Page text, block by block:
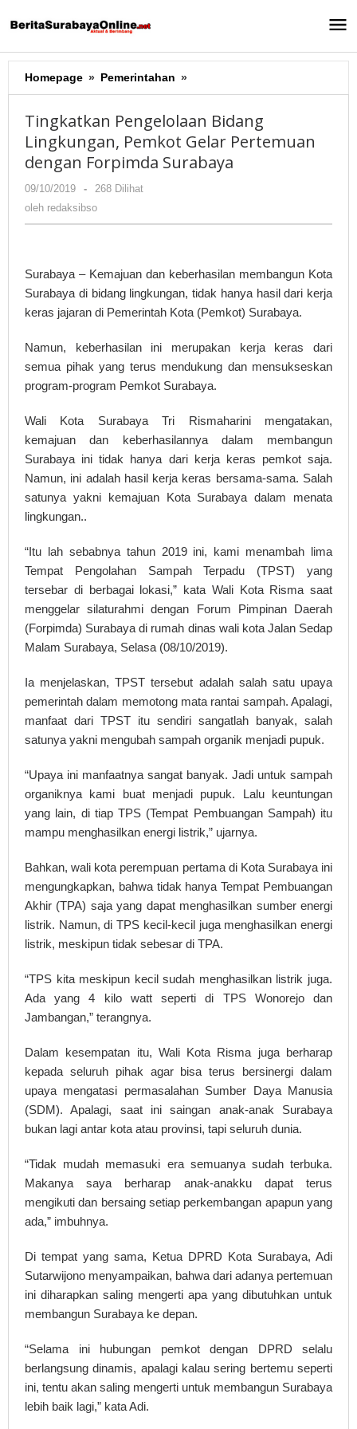
ke
Homepage » Pemerintahan »
Pengelolaan
Lingkungan,
Pemkot
Gelar
Surabaya
Tingkatkan Pengelolaan Bidang
Lingkungan, Pemkot Gelar Pertemuan
dengan Forpimda Surabaya
09/10/2019
oleh
redaksibso
-
268 Dilihat
oleh redaksibso
Surabaya – Kemajuan dan keberhasilan membangun Kota
Surabaya di bidang lingkungan, tidak hanya hasil dari kerja
keras jajaran di Pemerintah Kota (Pemkot) Surabaya.
Namun, keberhasilan ini merupakan kerja keras dari
semua pihak yang terus mendukung dan mensukseskan
program-program Pemkot Surabaya.
Wali Kota Surabaya Tri Rismaharini mengatakan,
kemajuan dan keberhasilannya dalam membangun
Surabaya ini tidak hanya dari kerja keras pemkot saja.
Namun, ini adalah hasil kerja keras bersama-sama. Salah
satunya yakni kemajuan Kota Surabaya dalam menata
lingkungan..
“Itu lah sebabnya tahun 2019 ini, kami menambah lima
Tempat Pengolahan Sampah Terpadu (TPST) yang
tersebar di berbagai lokasi,” kata Wali Kota Risma saat
menggelar silaturahmi dengan Forum Pimpinan Daerah
(Forpimda) Surabaya di rumah dinas wali kota Jalan Sedap
Malam Surabaya, Selasa (08/10/2019).
Ia menjelaskan, TPST tersebut adalah salah satu upaya
pemerintah dalam memotong mata rantai sampah. Apalagi,
manfaat dari TPST itu sendiri sangatlah banyak, salah
satunya yakni mengubah sampah organik menjadi pupuk.
“Upaya ini manfaatnya sangat banyak. Jadi untuk sampah
organiknya kami buat menjadi pupuk. Lalu keuntungan
yang lain, di tiap TPS (Tempat Pembuangan Sampah) itu
mampu menghasilkan energi listrik,” ujarnya.
Bahkan, wali kota perempuan pertama di Kota Surabaya ini
mengungkapkan, bahwa tidak hanya Tempat Pembuangan
Akhir (TPA) saja yang dapat menghasilkan sumber energi
listrik. Namun, di TPS kecil-kecil juga menghasilkan energi
listrik, meskipun tidak sebesar di TPA.
“TPS kita meskipun kecil sudah menghasilkan listrik juga.
Ada yang 4 kilo watt seperti di TPS Wonorejo dan
Jambangan,” terangnya.
Dalam kesempatan itu, Wali Kota Risma juga berharap
kepada seluruh pihak agar bisa terus bersinergi dalam
upaya mengatasi permasalahan Sumber Daya Manusia
(SDM). Apalagi, saat ini saingan anak-anak Surabaya
bukan lagi antar kota atau provinsi, tapi seluruh dunia.
“Tidak mudah memasuki era semuanya sudah terbuka.
Makanya saya berharap anak-anakku dapat terus
mengikuti dan bersaing setiap perkembangan apapun yang
ada,” imbuhnya.
Di tempat yang sama, Ketua DPRD Kota Surabaya, Adi
Sutarwijono menyampaikan, bahwa dari adanya pertemuan
ini diharapkan saling mengerti apa yang dibutuhkan untuk
membangun Surabaya ke depan.
“Selama ini hubungan pemkot dengan DPRD selalu
berlangsung dinamis, apalagi kalau sering bertemu seperti
ini, tentu akan saling mengerti untuk membangun Surabaya
lebih baik lagi,” kata Adi.